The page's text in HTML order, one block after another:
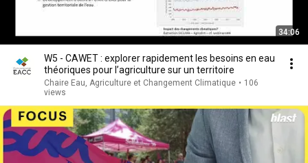
34:06
W5 - CAWET : explorer rapidement les besoins en eau
théoriques pour l’agriculture sur un territoire
Chaire Eau, Agriculture et Changement Climatique • 106
views